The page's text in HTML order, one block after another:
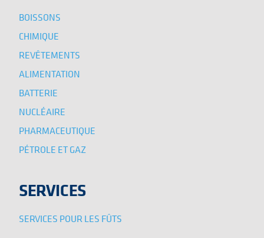
BOISSONS
CHIMIQUE
REVÊTEMENTS
ALIMENTATION
BATTERIE
NUCLÉAIRE
PHARMACEUTIQUE
PÉTROLE ET GAZ
SERVICES
SERVICES POUR LES FÛTS